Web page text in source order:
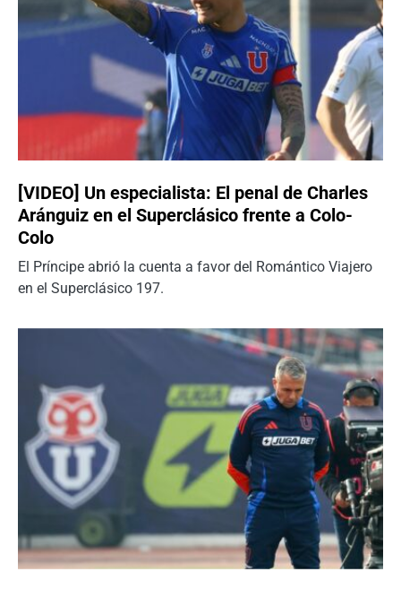
[VIDEO] Un especialista: El penal de Charles
Aránguiz en el Superclásico frente a Colo-
Colo
El Príncipe abrió la cuenta a favor del Romántico Viajero
en el Superclásico 197.